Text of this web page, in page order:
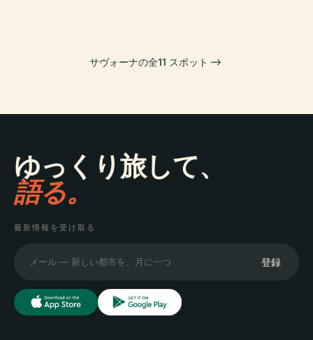
サヴォーナの全11 スポット
ゆっくり旅して、
語る。
最新情報を受け取る
登録